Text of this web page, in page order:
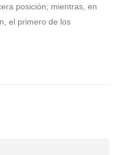
posición; mientras, en
el primero de los